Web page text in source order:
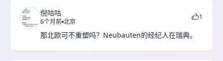
倪咕咕
6个月前 北京
1
那北欧可不重塑吗？Neubauten的经纪人在瑞典。